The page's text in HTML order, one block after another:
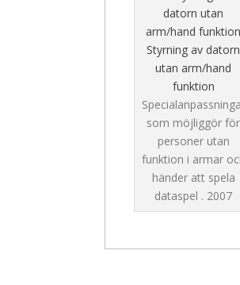
Styrning av datorn
utan arm/hand
funktion
som möjliggör för
personer utan
funktion i armar
händer att spela
dataspel . 2007